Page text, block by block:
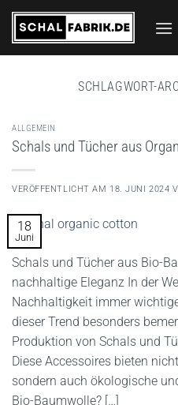
Zum
Inhalt
springen
SCHLAGWORT-
ALLGEMEIN
Schals und Tücher aus
VERÖFFENTLICHT AM 18. JUNI 2024
18
Juni
Schals und Tücher aus Bio-
nachhaltige Eleganz In der
Nachhaltigkeit immer
dieser Trend besonders
Produktion von Schals und
Diese Accessoires bieten
sondern auch ökologische
Bio-Baumwolle? […]